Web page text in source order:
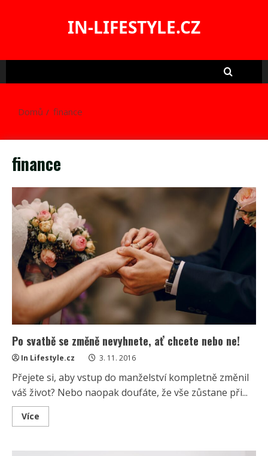
IN-LIFESTYLE.CZ
Domů finance
finance
Po svatbě se změně nevyhnete, ať chcete nebo ne!
In Lifestyle.cz 3. 11. 2016
Přejete si, aby vstup do manželství kompletně změnil
váš život? Nebo naopak doufáte, že vše zůstane při...
Více
more
svatbě